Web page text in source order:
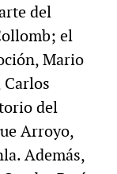
del
el
Mario
del
Arroyo,
Además,